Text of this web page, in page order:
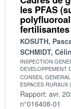
les PFAS
fertilisantes
KOSUTH,
SCHMIDT,
INSPECTION
DEVELOPPEMENT
CONSEIL
ESPACES RURAUX
Rapport: avr.
n°016408-01